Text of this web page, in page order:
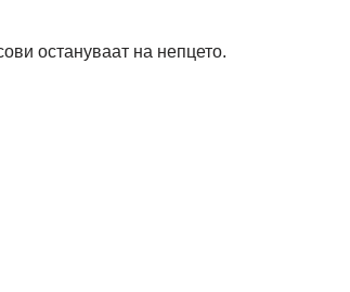
остануваат на непцето.